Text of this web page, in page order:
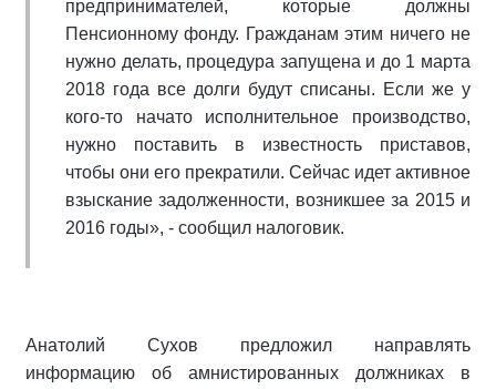
предпринимателей, которые должны
Пенсионному фонду. Гражданам этим ничего не
нужно делать, процедура запущена и до 1 марта
2018 года все долги будут списаны. Если же у
кого-то начато исполнительное производство,
нужно поставить в известность приставов,
чтобы они его прекратили. Сейчас идет активное
взыскание задолженности, возникшее за 2015 и
2016 годы», - сообщил налоговик.
Анатолий Сухов предложил направлять
информацию об амнистированных должниках в